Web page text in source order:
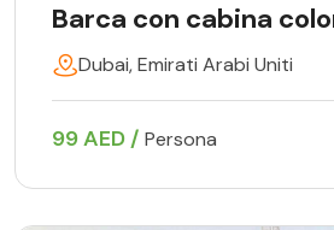
Barca con cabina
Dubai, Emirati Arabi Uniti
99 AED / Persona